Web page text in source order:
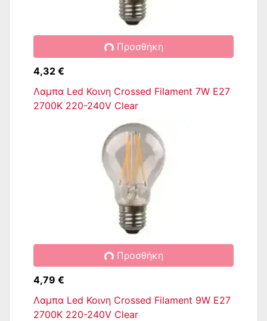
Προσθήκη
4,32 €
Λαμπα Led Κοινη Crossed Filament 7W E27
2700K 220-240V Clear
Προσθήκη
4,79 €
Λαμπα Led Κοινη Crossed Filament 9W E27
2700K 220-240V Clear